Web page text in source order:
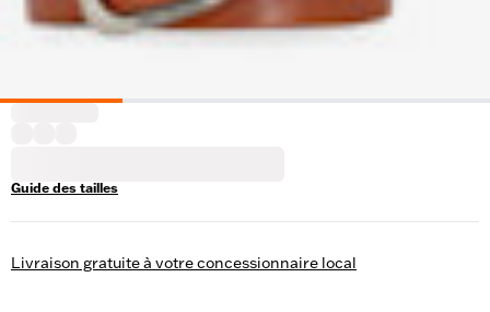
Guide des tailles
Livraison gratuite à votre concessionnaire local